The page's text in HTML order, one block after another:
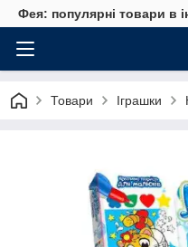
Фея: популярні товари в
Товари Іграшки